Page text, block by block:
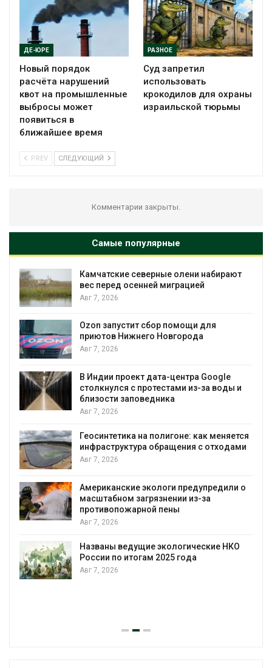
ДЕ-ЮРЕ
Новый порядок
расчёта нарушений
квот на промышленные
выбросы может
появиться в
ближайшее время
РАЗНОЕ
Суд запретил
использовать
крокодилов для охраны
израильской тюрьмы
PREV СЛЕДУЮЩИЙ
Комментарии закрыты.
Самые популярные
Камчатские северные олени набирают
вес перед осенней миграцией
Авг 7, 2026
Ozon запустит сбор помощи для
приютов Нижнего Новгорода
Авг 7, 2026
В Индии проект дата-центра Google
столкнулся с протестами из-за воды и
близости заповедника
Авг 7, 2026
Геосинтетика на полигоне: как меняется
инфраструктура обращения с отходами
Авг 7, 2026
Американские экологи предупредили о
масштабном загрязнении из-за
противопожарной пены
Авг 7, 2026
Названы ведущие экологические НКО
России по итогам 2025 года
Авг 7, 2026